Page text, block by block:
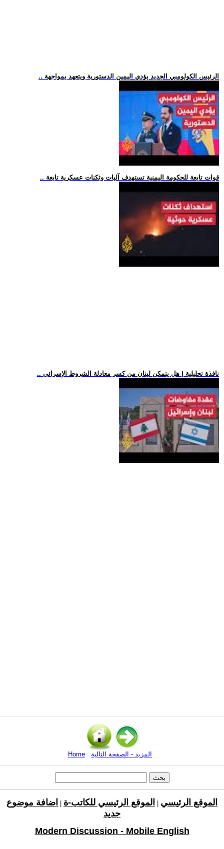
.. الرئيس الكولومبي الجديد يؤدي اليمين الدستورية ويتعهد بمواجهة
.. قوات تابعة للحكومة اليمنية تستهدف آليات وثكنات عسكرية تابعة
.. نافذة تحليلية | هل يتمكن لبنان من كسر معادلة الشروط الإسرائي
Home المزيد - الصفحة التالية
الموقع الرئيسي الموقع الرئيسي للكاتب-ة
اضافة موضوع
جديد
Modern Discussion - Mobile English